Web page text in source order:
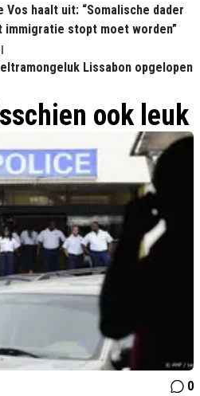
Vos haalt uit: “Somalische dader
immigratie stopt moet worden”
Lissabon opgelopen
ook leuk
0